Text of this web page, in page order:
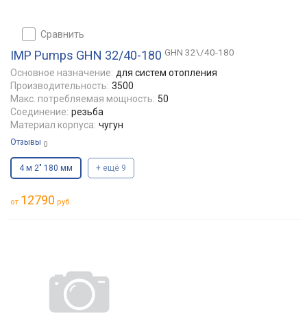
сравнить
IMP Pumps GHN 32/40-180 GHN 32\/40-180
Основное назначение: для систем отопления
Производительность: 3500
Макс. потребляемая мощность: 50
Соединение: резьба
Материал корпуса: чугун
Отзывы 0
4 м 2" 180 мм + ещё 9
от 12790 руб.